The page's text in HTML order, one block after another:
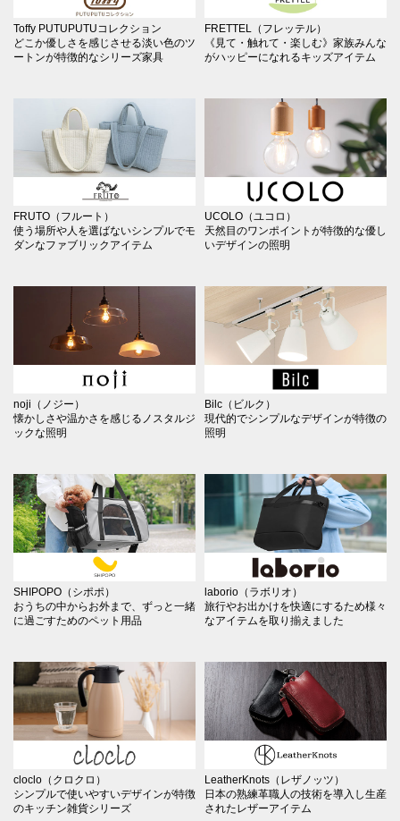
Toffy PUTUPUTUコレクション
どこか優しさを感じさせる淡い色のツ
ートンが特徴的なシリーズ家具
FRETTEL（フレッテル）
《見て・触れて・楽しむ》家族みんな
がハッピーになれるキッズアイテム
FRUTO（フルート）
使う場所や人を選ばないシンプルでモ
ダンなファブリックアイテム
UCOLO（ユコロ）
天然目のワンポイントが特徴的な優し
いデザインの照明
noji（ノジー）
懐かしさや温かさを感じるノスタルジ
ックな照明
Bilc（ビルク）
現代的でシンプルなデザインが特徴の
照明
SHIPOPO（シポポ）
おうちの中からお外まで、ずっと一緒
に過ごすためのペット用品
laborio（ラボリオ）
旅行やお出かけを快適にするため様々
なアイテムを取り揃えました
cloclo（クロクロ）
シンプルで使いやすいデザインが特徴
のキッチン雑貨シリーズ
LeatherKnots（レザノッツ）
日本の熟練革職人の技術を導入し生産
されたレザーアイテム